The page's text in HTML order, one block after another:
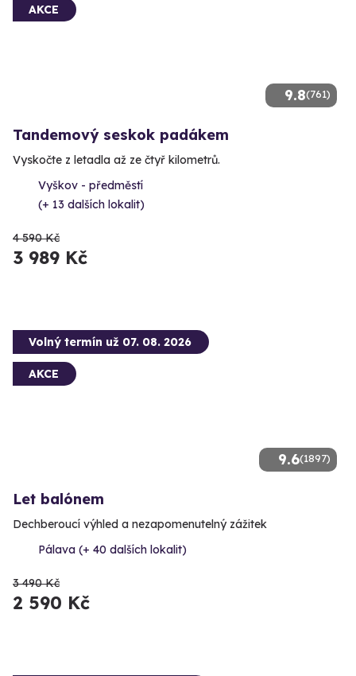
9.8(761)
AKCE
Tandemový seskok padákem
Vyskočte z letadla až ze čtyř kilometrů.
Vyškov - předměstí
(+ 13 dalších lokalit)
4 590 Kč
3 989 Kč
9.6(1897)
Volný termín už 07. 08. 2026
AKCE
Let balónem
Dechberoucí výhled a nezapomenutelný zážitek
Pálava (+ 40 dalších lokalit)
3 490 Kč
2 590 Kč